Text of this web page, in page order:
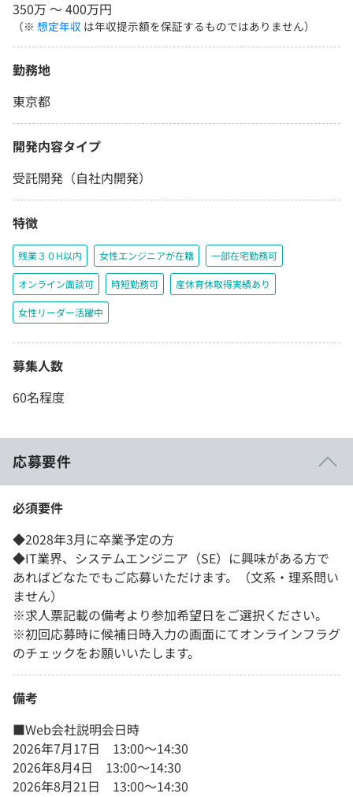
350万 〜 400万円
（※ 想定年収 は年収提示額を保証するものではありません）
勤務地
東京都
開発内容タイプ
受託開発（自社内開発）
特徴
残業３０H以内 女性エンジニアが在籍 一部在宅勤務可
オンライン面談可 時短勤務可 産休育休取得実績あり
女性リーダー活躍中
募集人数
60名程度
応募要件
必須要件
◆2028年3月に卒業予定の方
◆IT業界、システムエンジニア（SE）に興味がある方で
あればどなたでもご応募いただけます。（文系・理系問い
ません）
※求人票記載の備考より参加希望日をご選択ください。
※初回応募時に候補日時入力の画面にてオンラインフラグ
のチェックをお願いいたします。
備考
■Web会社説明会日時
2026年7月17日 13:00～14:30
2026年8月4日 13:00～14:30
2026年8月21日 13:00～14:30